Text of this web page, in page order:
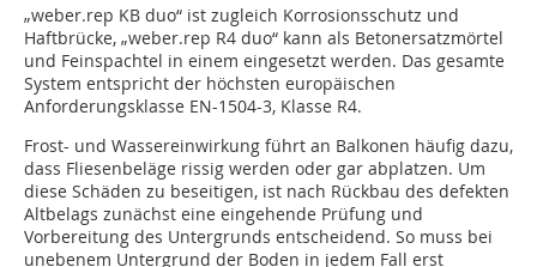
„weber.rep KB duo“ ist zugleich Korrosionsschutz und
Haftbrücke, „weber.rep R4 duo“ kann als Betonersatzmörtel
und Feinspachtel in einem eingesetzt werden. Das gesamte
System entspricht der höchsten europäischen
Anforderungsklasse EN-1504-3, Klasse R4.
Frost- und Wassereinwirkung führt an Balkonen häufig dazu,
dass Fliesenbeläge rissig werden oder gar abplatzen. Um
diese Schäden zu beseitigen, ist nach Rückbau des defekten
Altbelags zunächst eine eingehende Prüfung und
Vorbereitung des Untergrunds entscheidend. So muss bei
unebenem Untergrund der Boden in jedem Fall erst